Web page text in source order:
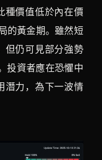
種價值低於內在價
的黃金期。雖然短
但仍可見部分強勢
投資者應在恐懼中
潛力，為下一波情